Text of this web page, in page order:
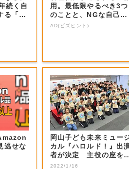
続く自
る「3
用。最低限やるべき3つ
のことと、NGな自己認
識
AD(ビズヒント)
逃せな
岡山子ども未来ミュー
カル『ハロルド！』出
者が決定 主役の座を
止めた感想は…...
2022/1/16